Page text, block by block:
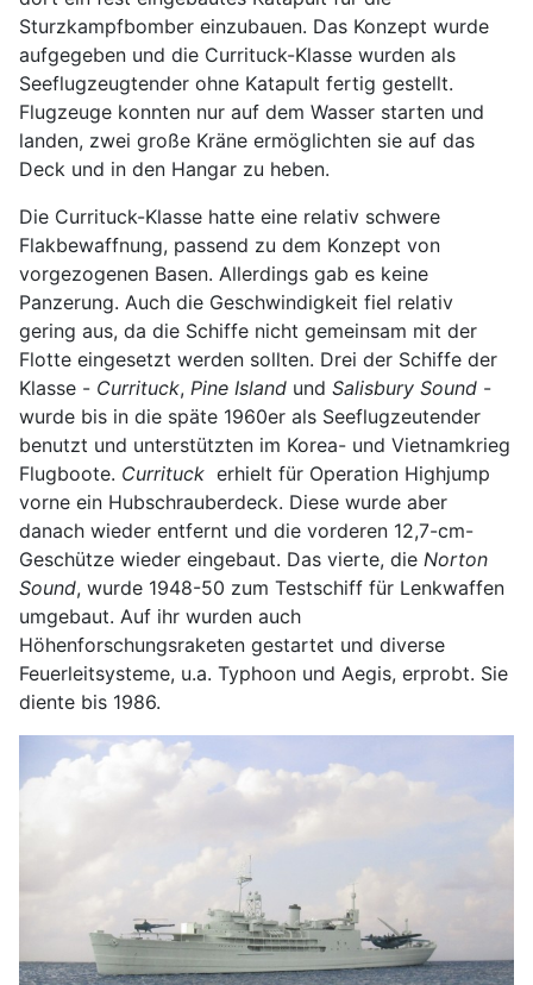
Sturzkampfbomber einzubauen. Das Konzept wurde
aufgegeben und die Currituck-Klasse wurden als
Seeflugzeugtender ohne Katapult fertig gestellt.
Flugzeuge konnten nur auf dem Wasser starten und
landen, zwei große Kräne ermöglichten sie auf das
Deck und in den Hangar zu heben.
Die Currituck-Klasse hatte eine relativ schwere
Flakbewaffnung, passend zu dem Konzept von
vorgezogenen Basen. Allerdings gab es keine
Panzerung. Auch die Geschwindigkeit fiel relativ
gering aus, da die Schiffe nicht gemeinsam mit der
Flotte eingesetzt werden sollten. Drei der Schiffe der
Klasse - Currituck, Pine Island und Salisbury Sound -
wurde bis in die späte 1960er als Seeflugzeutender
benutzt und unterstützten im Korea- und Vietnamkrieg
Flugboote. Currituck erhielt für Operation Highjump
vorne ein Hubschrauberdeck. Diese wurde aber
danach wieder entfernt und die vorderen 12,7-cm-
Geschütze wieder eingebaut. Das vierte, die Norton
Sound, wurde 1948-50 zum Testschiff für Lenkwaffen
umgebaut. Auf ihr wurden auch
Höhenforschungsraketen gestartet und diverse
Feuerleitsysteme, u.a. Typhoon und Aegis, erprobt. Sie
diente bis 1986.